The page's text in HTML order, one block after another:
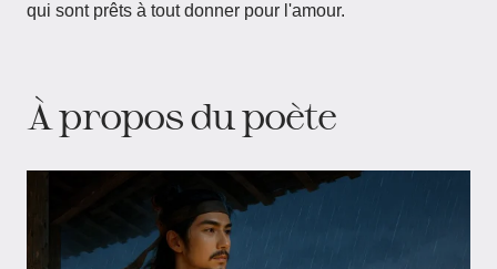
qui sont prêts à tout donner pour l'amour.
À propos du poète